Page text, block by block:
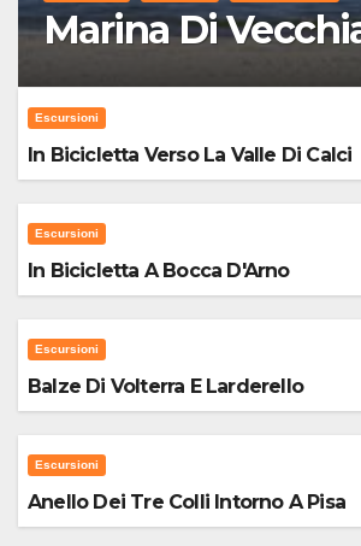
Marina Di
Escursioni
In Bicicletta Verso La Valle Di Calci
Escursioni
In Bicicletta A Bocca D'Arno
Escursioni
Balze Di Volterra E Larderello
Escursioni
Anello Dei Tre Colli Intorno A Pisa